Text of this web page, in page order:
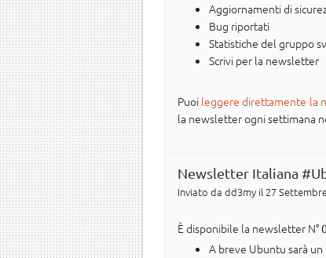
Aggiornamenti di
Bug riportati
Statistiche del gruppo
Scrivi per la newsletter
Puoi leggere direttamente la
la newsletter ogni settimana
Newsletter Italiana
Inviato da dd3my il 27
È disponibile la newsletter N°
A breve Ubuntu sarà